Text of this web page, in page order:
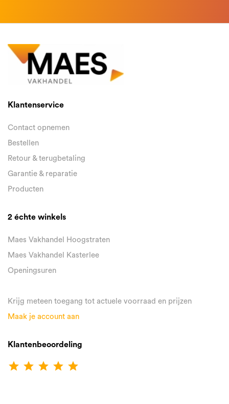
Klantenservice
Contact opnemen
Bestellen
Retour & terugbetaling
Garantie & reparatie
Producten
2 échte winkels
Maes Vakhandel Hoogstraten
Maes Vakhandel Kasterlee
Openingsuren
Krijg meteen toegang tot actuele voorraad en prijzen
Maak je account aan
Klantenbeoordeling
star star star star star